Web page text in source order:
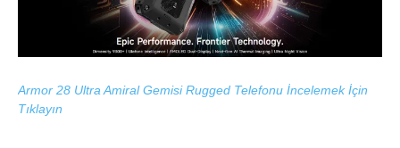
Armor 28 Ultra Amiral Gemisi Rugged Telefonu İncelemek İçin
Tıklayın